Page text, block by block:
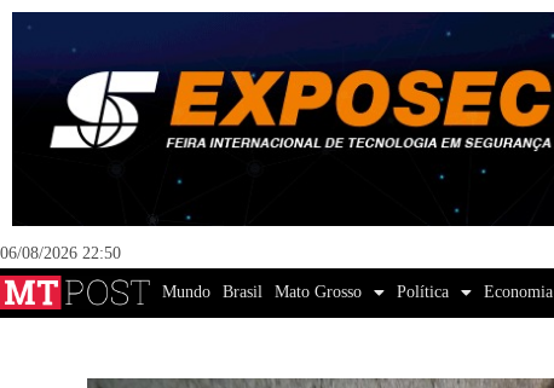
06/08/2026 22:50
Mundo Brasil Mato Grosso Política Economia